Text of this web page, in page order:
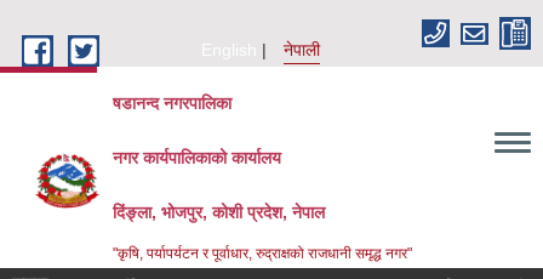
English
नेपाली
षडानन्द नगरपालिका
नगर कार्यपालिकाको कार्यालय
दिंङ्ला, भोजपुर, कोशी प्रदेश, नेपाल
"कृषि, पर्यापर्यटन र पूर्वाधार, रुद्राक्षको राजधानी समृद्ध नगर"